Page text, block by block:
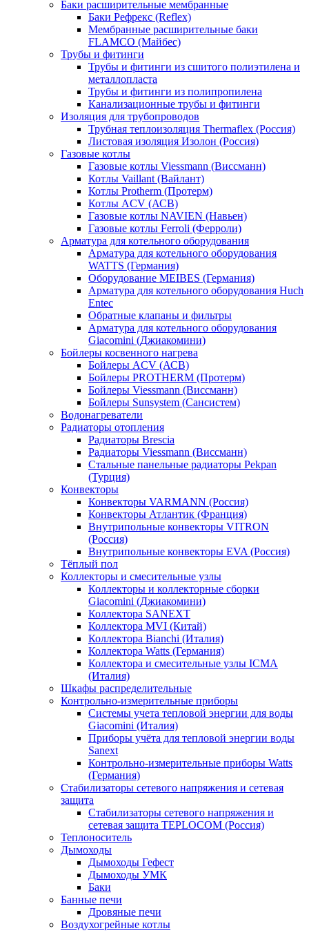
Баки расширительные мембранные
Баки Рефрекс (Reflex)
Мембранные расширительные баки
FLAMCO (Майбес)
Трубы и фитинги
Трубы и фитинги из сшитого полиэтилена и
металлопласта
Трубы и фитинги из полипропилена
Канализационные трубы и фитинги
Изоляция для трубопроводов
Трубная теплоизоляция Thermaflex (Россия)
Листовая изоляция Изолон (Россия)
Газовые котлы
Газовые котлы Viessmann (Виссманн)
Котлы Vaillant (Вайлант)
Котлы Protherm (Протерм)
Котлы ACV (АСВ)
Газовые котлы NAVIEN (Навьен)
Газовые котлы Ferroli (Ферроли)
Арматура для котельного оборудования
Арматура для котельного оборудования
WATTS (Германия)
Оборудование MEIBES (Германия)
Арматура для котельного оборудования Huch
Entec
Обратные клапаны и фильтры
Арматура для котельного оборудования
Giacomini (Джиакомини)
Бойлеры косвенного нагрева
Бойлеры ACV (АСВ)
Бойлеры PROTHERM (Протерм)
Бойлеры Viessmann (Виссманн)
Бойлеры Sunsystem (Сансистем)
Водонагреватели
Радиаторы отопления
Радиаторы Brescia
Радиаторы Viessmann (Виссманн)
Стальные панельные радиаторы Pekpan
(Турция)
Конвекторы
Конвекторы VARMANN (Россия)
Конвекторы Атлантик (Франция)
Внутрипольные конвекторы VITRON
(Россия)
Внутрипольные конвекторы EVA (Россия)
Тёплый пол
Коллекторы и смесительные узлы
Коллекторы и коллекторные сборки
Giacomini (Джиакомини)
Коллектора SANEXT
Коллектора MVI (Китай)
Коллектора Bianchi (Италия)
Коллектора Watts (Германия)
Коллектора и смесительные узлы ICMA
(Италия)
Шкафы распределительные
Контрольно-измерительные приборы
Системы учета тепловой энергии для воды
Giacomini (Италия)
Приборы учёта для тепловой энергии воды
Sanext
Контрольно-измерительные приборы Watts
(Германия)
Стабилизаторы сетевого напряжения и сетевая
защита
Стабилизаторы сетевого напряжения и
сетевая защита TEPLOCOM (Россия)
Теплоноситель
Дымоходы
Дымоходы Гефест
Дымоходы УМК
Баки
Банные печи
Дровяные печи
Воздухогрейные котлы